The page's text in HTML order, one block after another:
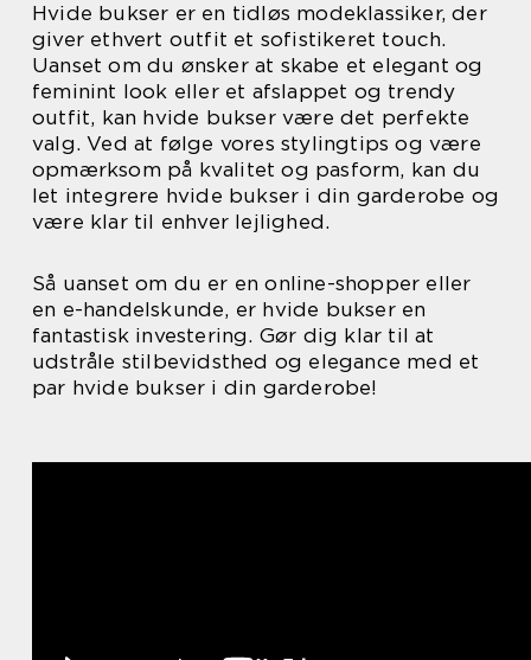
Hvide bukser er en tidløs modeklassiker, der
giver ethvert outfit et sofistikeret touch.
Uanset om du ønsker at skabe et elegant og
feminint look eller et afslappet og trendy
outfit, kan hvide bukser være det perfekte
valg. Ved at følge vores stylingtips og være
opmærksom på kvalitet og pasform, kan du
let integrere hvide bukser i din garderobe og
være klar til enhver lejlighed.
Så uanset om du er en online-shopper eller
en e-handelskunde, er hvide bukser en
fantastisk investering. Gør dig klar til at
udstråle stilbevidsthed og elegance med et
par hvide bukser i din garderobe!